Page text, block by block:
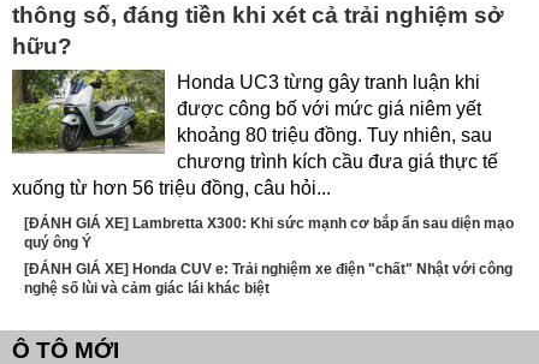
thông số, đáng tiền khi xét cả trải nghiệm sở
hữu?
Honda UC3 từng gây tranh luận khi
được công bố với mức giá niêm yết
khoảng 80 triệu đồng. Tuy nhiên, sau
chương trình kích cầu đưa giá thực tế
xuống từ hơn 56 triệu đồng, câu hỏi...
[ĐÁNH GIÁ XE] Lambretta X300: Khi sức mạnh cơ bắp ẩn sau diện mạo
quý ông Ý
[ĐÁNH GIÁ XE] Honda CUV e: Trải nghiệm xe điện "chất" Nhật với công
nghệ số lùi và cảm giác lái khác biệt
Ô TÔ MỚI